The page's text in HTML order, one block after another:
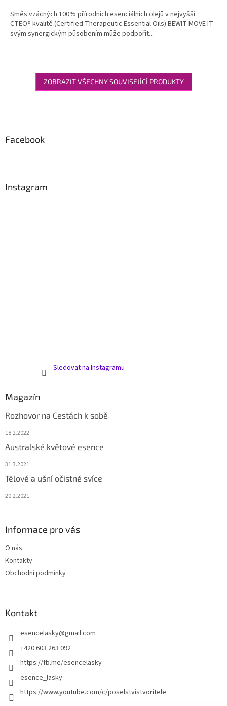
Směs vzácných 100% přírodních esenciálních olejů v nejvyšší
CTEO® kvalitě (Certified Therapeutic Essential Oils) BEWIT MOVE IT
svým synergickým působením může podpořit...
ZOBRAZIT VŠECHNY SOUVISEJÍCÍ PRODUKTY
Facebook
Instagram
Sledovat na Instagramu
Magazín
Rozhovor na Cestách k sobě
18.2.2022
Australské květové esence
31.3.2021
Tělové a ušní očistné svíce
20.2.2021
Informace pro vás
O nás
Kontakty
Obchodní podmínky
Kontakt
esencelasky@gmail.com
+420 603 263 092
https://fb.me/esencelasky
esence_lasky
https://www.youtube.com/c/poselstvistvoritele